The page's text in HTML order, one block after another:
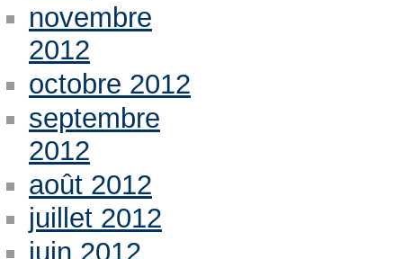
novembre
2012
octobre 2012
septembre
2012
août 2012
juillet 2012
juin 2012